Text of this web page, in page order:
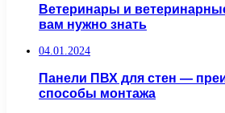
Ветеринары и
вам нужно знать
04.01.2024
Панели ПВХ для стен —
способы монтажа